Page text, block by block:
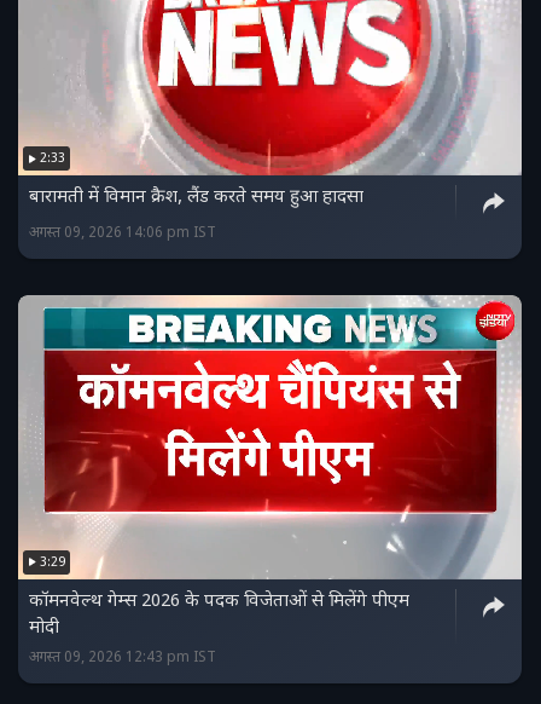
2:33
बारामती में विमान क्रैश, लैंड करते समय हुआ हादसा
अगस्त 09, 2026 14:06 pm IST
3:29
कॉमनवेल्थ गेम्स 2026 के पदक विजेताओं से मिलेंगे पीएम
मोदी
अगस्त 09, 2026 12:43 pm IST